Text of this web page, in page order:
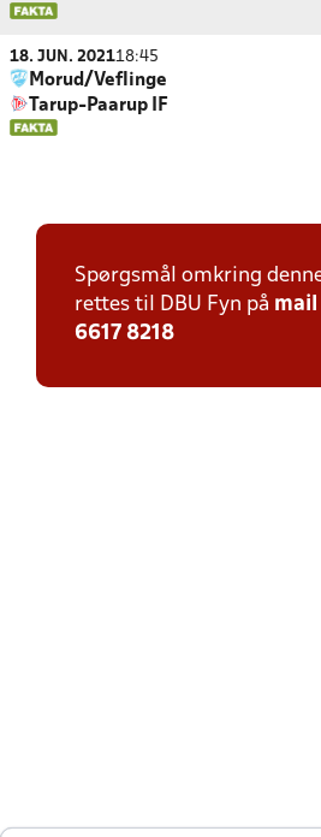
18. JUN. 202118:45
Morud/Veflinge
Tarup-Paarup IF
Spørgsmål omkring
rettes til DBU Fyn på mail
6617 8218